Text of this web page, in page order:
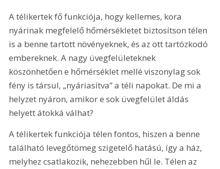
A télikertek fő funkciója, hogy kellemes, kora
nyárinak megfelelő hőmérsékletet biztosítson télen
is a benne tartott növényeknek, és az ott tartózkodó
embereknek. A nagy üvegfelületeknek
köszönhetően e hőmérséklet mellé viszonylag sok
fény is társul, „nyáriasítva” a téli napokat. De mi a
helyzet nyáron, amikor e sok üvegfelület áldás
helyett átokká válhat?
A télikertek funkciója télen fontos, hiszen a benne
található levegőtömeg szigetelő hatású, így a ház,
melyhez csatlakozik, nehezebben hűl le. Télen az